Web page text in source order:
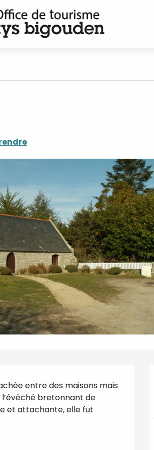
entre des maisons mais
bretonnant de
et attachante, elle fut